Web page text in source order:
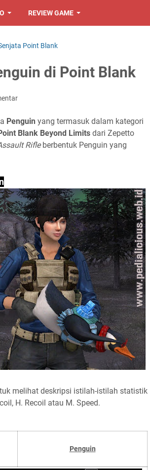
REVIEW GAME
Point Blank
di Point Blank
Penguin yang termasuk dalam kategori
Blank Beyond Limits dari Zepetto
Rifleberbentuk Penguin yang
melihat deskripsi istilah-istilah statistik
H. Recoil atau M. Speed.
Penguin